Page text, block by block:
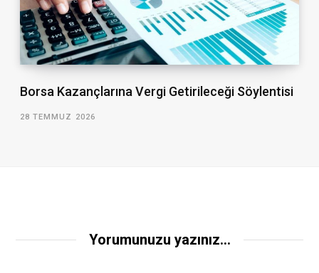
Borsa Kazançlarına Vergi Getirileceği Söylentisi
28 TEMMUZ 2026
Yorumunuzu yazınız...